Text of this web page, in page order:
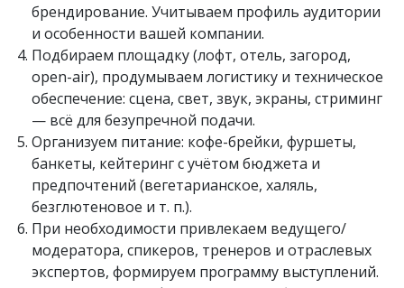
брендирование. Учитываем профиль аудитории
и особенности вашей компании.
Подбираем площадку (лофт, отель, загород,
open-air), продумываем логистику и техническое
обеспечение: сцена, свет, звук, экраны, стриминг
— всё для безупречной подачи.
Организуем питание: кофе-брейки, фуршеты,
банкеты, кейтеринг с учётом бюджета и
предпочтений (вегетарианское, халяль,
безглютеновое и т. п.).
При необходимости привлекаем ведущего/
модератора, спикеров, тренеров и отраслевых
экспертов, формируем программу выступлений.